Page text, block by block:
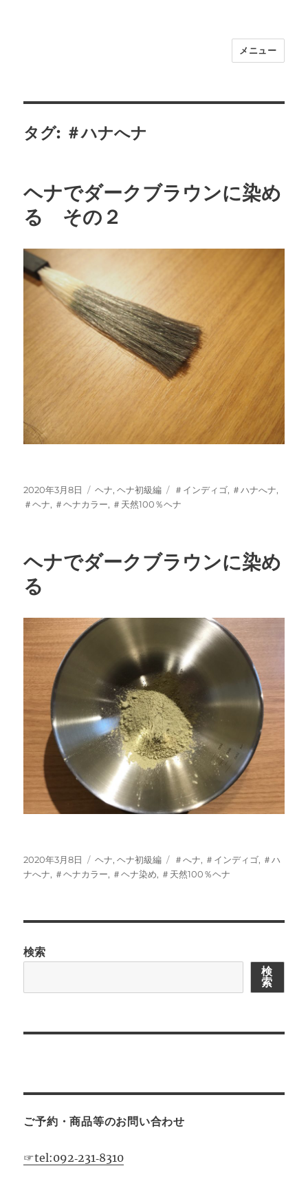
福岡｜天神/今泉/薬院の美容室｜moi
30代からの大人の本気ケアサロン｜オ
早朝7時から深夜24時まで営業｜天然
メニュー
タグ: ＃ハナへナ
ヘナでダークブラウンに染め
る その２
投
稿
2020年3月8日
カ
テ
ヘナ,ヘナ初級編
タ
グ
＃インディゴ, ＃ハナへナ,
＃ヘナ, ＃ヘナカラー, ＃天然100％ヘナ
ヘナでダークブラウンに染め
る
投
稿
2020年3月8日
カ
テ
ヘナ,ヘナ初級編
タ
グ
＃へナ, ＃インディゴ, ＃ハ
ナへナ, ＃ヘナカラー, ＃ヘナ染め, ＃天然100％ヘナ
検索
検
索
ご予約・商品等のお問い合わせ
☞tel:092‐231‐8310